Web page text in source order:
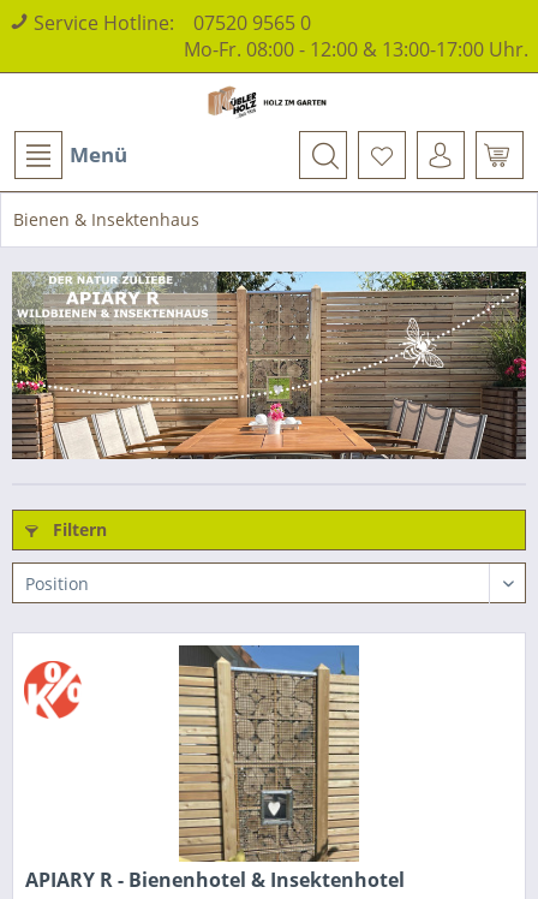
Service Hotline: 07520 9565 0
Mo-Fr. 08:00 - 12:00 & 13:00-17:00 Uhr.
Menü
Bienen & Insektenhaus
Filtern
APIARY R - Bienenhotel & Insektenhotel